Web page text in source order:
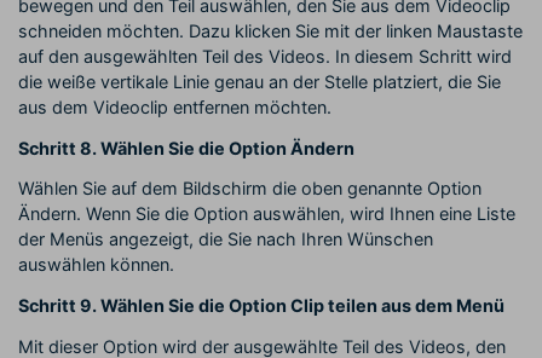
bewegen und den Teil auswählen, den Sie aus dem Videoclip
schneiden möchten. Dazu klicken Sie mit der linken Maustaste
auf den ausgewählten Teil des Videos. In diesem Schritt wird
die weiße vertikale Linie genau an der Stelle platziert, die Sie
aus dem Videoclip entfernen möchten.
Schritt 8. Wählen Sie die Option Ändern
Wählen Sie auf dem Bildschirm die oben genannte Option
Ändern. Wenn Sie die Option auswählen, wird Ihnen eine Liste
der Menüs angezeigt, die Sie nach Ihren Wünschen
auswählen können.
Schritt 9. Wählen Sie die Option Clip teilen aus dem Menü
Mit dieser Option wird der ausgewählte Teil des Videos, den